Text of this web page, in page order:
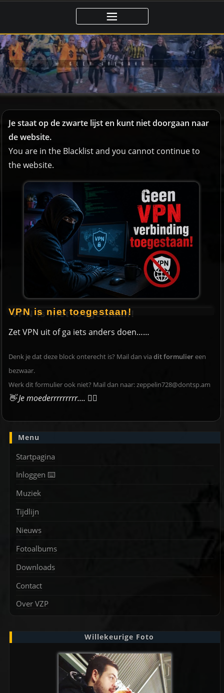
🚨 GEEN TOEGANG ‼️
Je staat op de zwarte lijst en kunt niet doorgaan naar
de website.
You are in the Blacklist and you cannot continue to
the website.
VPN is niet toegestaan!
Zet VPN uit of ga iets anders doen……
Denk je dat deze block onterecht is? Mail dan via dit formuliereen
bezwaar.
Werk dit formulier ook niet? Mail dan naar:zeppelin728@dontsp.am
👋 Je moederrrrrrrrr…. 🙋‍♀️
Menu
Startpagina
Inloggen ⌨️
Muziek
Tijdlijn
Nieuws
Fotoalbums
Downloads
Contact
Over VZP
Willekeurige Foto